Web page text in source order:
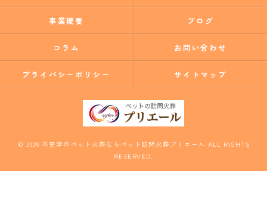
事業概要 ブログ
コラム お問い合わせ
プライバシーポリシー サイトマップ
© 2026 木更津のペット火葬ならペット訪問火葬プリエール ALL RIGHTS
RESERVED.